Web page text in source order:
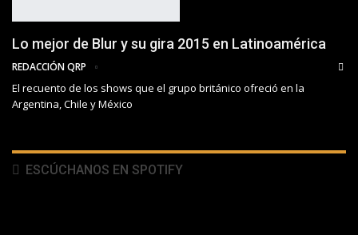
Lo mejor de Blur y su gira 2015 en Latinoamérica
REDACCIÓN QRP
El recuento de los shows que el grupo británico ofreció en la
Argentina, Chile y México
ESCÚCHANOS EN SPOTIFY